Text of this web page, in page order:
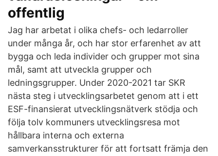
offentlig
Jag har arbetat i olika chefs- och ledarroller
under många år, och har stor erfarenhet av att
bygga och leda individer och grupper mot sina
mål, samt att utveckla grupper och
ledningsgrupper. Under 2020-2021 tar SKR
nästa steg i utvecklingsarbetet genom att i ett
ESF-finansierat utvecklingsnätverk stödja och
följa tolv kommuners utvecklingsresa mot
hållbara interna och externa
samverkansstrukturer för att fortsatt främja den